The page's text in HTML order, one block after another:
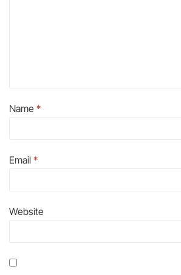
Name *
Email *
Website